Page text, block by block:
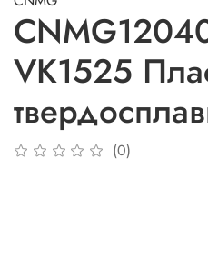
VK1525
(0)